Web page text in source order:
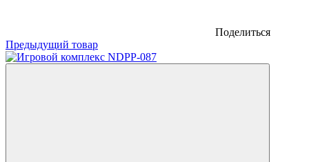
Поделиться
Предыдущий товар